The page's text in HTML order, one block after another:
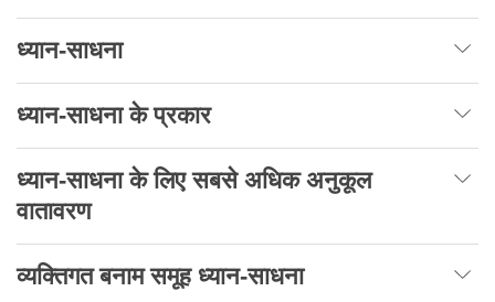
ध्यान-साधना
ध्यान-साधना के प्रकार
ध्यान-साधना के लिए सबसे अधिक अनुकूल
वातावरण
व्यक्तिगत बनाम समूह ध्यान-साधना